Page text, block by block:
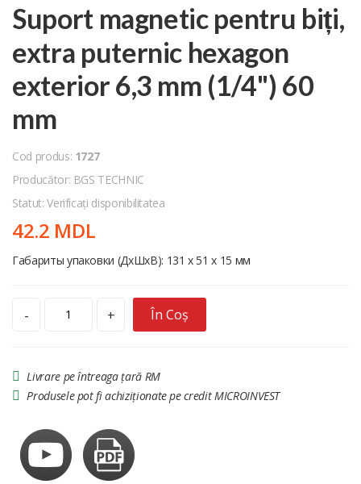
Suport magnetic pentru biți,
extra puternic hexagon
exterior 6,3 mm (1/4") 60
mm
Cod produs: 1727
Producător: BGS TECHNIC
Statut: Verificați disponibilitatea
42.2 MDL
Габариты упаковки (ДхШхВ): 131 x 51 x 15 мм
- + În Coș
Livrare pe întreaga țară RM
Produsele pot fi achiziționate pe credit MICROINVEST